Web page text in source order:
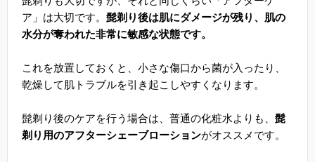
ア」は大切です。 髭剃り後は肌にダメージが残り、肌の
水分が奪われた非常に敏感な状態です。
これを放置しておくと、小さな傷口から菌が入ったり、
乾燥して肌トラブルを引き起こしやすくなります。
髭剃り後のケアを行う場合は、普通の化粧水よりも、 髭
剃り用のアフターシェーブローションがオススメです。